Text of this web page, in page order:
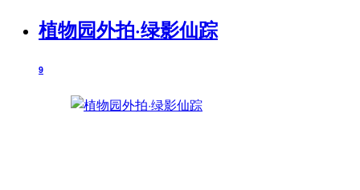
植物园外拍·绿影仙踪
9